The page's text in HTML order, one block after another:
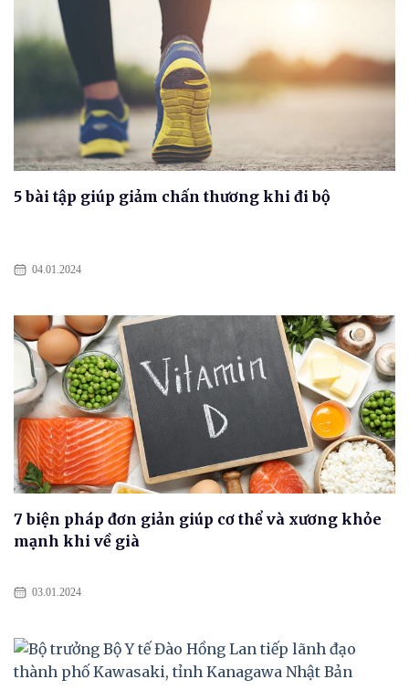
5 bài tập giúp giảm chấn thương khi đi bộ
04.01.2024
7 biện pháp đơn giản giúp cơ thể và xương khỏe
mạnh khi về già
03.01.2024